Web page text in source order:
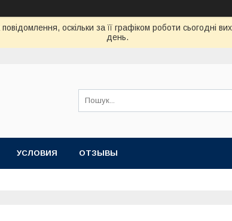
оскільки за її графіком роботи сьогодні
день.
УСЛОВИЯ ОТЗЫВЫ